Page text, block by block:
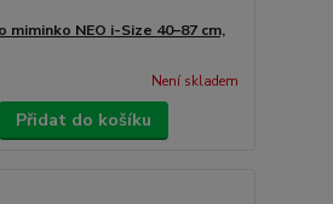
NEO i-Size 40–87 cm,
Není skladem
Přidat do košíku